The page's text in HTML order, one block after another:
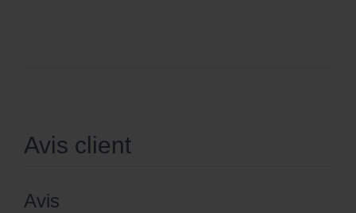
Avis client
Avis